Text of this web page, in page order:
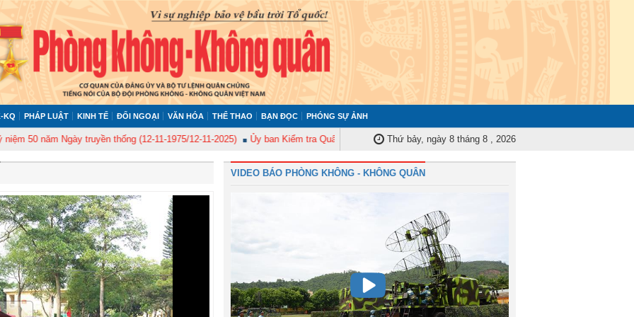
KQ PHÁP LUẬT KINH TẾ ĐỐI NGOẠI VĂN HÓA THỂ THAO BẠN ĐỌC PHÓNG SỰ ẢNH
Ngày truyền thống (12-11-1975/12-11-2025) Ủy ban Kiểm tra Quân ủy Trung ương tập huấn nghiệp vụ công tác kiểm tra, giám sát năm 2025
Thứ bảy, ngày 8 tháng 8 , 2026
VIDEO BÁO PHÒNG KHÔNG - KHÔNG QUÂN